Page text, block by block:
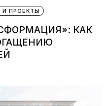
ПРОЕКТЫ
КАК